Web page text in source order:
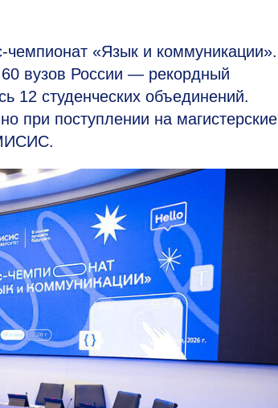
«Язык и коммуникации».
вузов России — рекордный
12 студенческих объединений.
при поступлении на магистерские